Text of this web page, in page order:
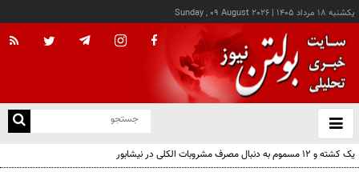
يکشنبه ۱۸ مرداد ۱۴۰۵ |
Sunday , 09 August 2026
باز
و
یک کشته و ۱۲ مسموم به دنبال مصرف مشروبات الکلی در نیشابور